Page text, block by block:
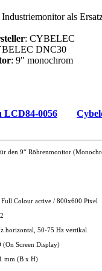
als
: CYBELEC
DNC30
: 9" monochrom
LCD84-0056
den 9“ Röhrenmonitor
Full Colour active / 800x600 Pixel
horizontal, 50-75 Hz vertikal
(On Screen Display)
mm (B x H)